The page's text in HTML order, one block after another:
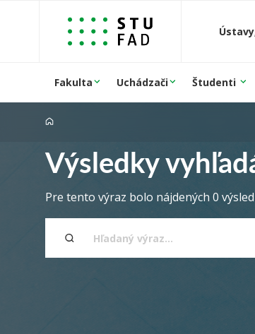
Prejsť na obsah
Fakulta Uchádzači Študenti
Výsledky
Pre tento výraz bolo nájdených 0